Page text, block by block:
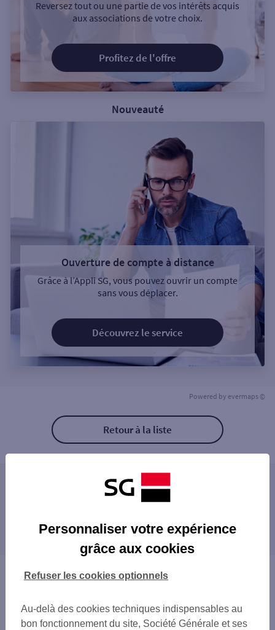
Reversez tout ou une partie de vos intérêts acquis
aux associations de votre choix.
Profitez de l'offre
Nouveauté
Ouverture de compte à distance
Grâce à l’Appli SG, vous pouvez ouvrir un compte
sans vous déplacer.
Découvrez le service
Powered by evermaps ©
Retour à la liste
Les agences SG ENTREPRISE à proximité
MONTPELLIER ENTREPRISES
proximité
CASTELNAU-LE-LEZ
MAUGUIO
Vous êtes ici : Accueil
Personnaliser votre expérience
grâce aux cookies
Au-delà des cookies techniques indispensables au
bon fonctionnement du site, Société Générale et ses
Refuser les cookies optionnels